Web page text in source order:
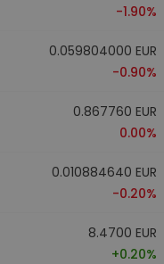
-1.90%
0.059804000 EUR
-0.90%
0.867760 EUR
0.00%
0.010884640 EUR
-0.20%
8.4700 EUR
+0.20%